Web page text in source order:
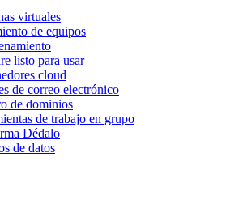
virtuales
de equipos
listo para usar
cloud
de correo electrónico
de dominios
de trabajo en grupo
Dédalo
de datos